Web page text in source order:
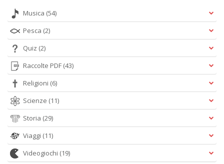
Musica (54)
Pesca (2)
Quiz (2)
Raccolte PDF (43)
Religioni (6)
Scienze (11)
Storia (29)
Viaggi (11)
Videogiochi (19)